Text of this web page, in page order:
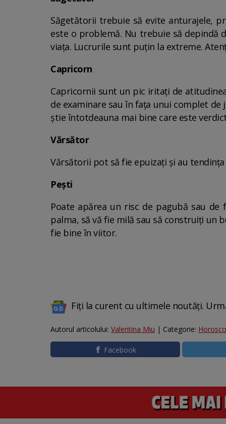
Săgetătorii trebuie să evite anturajele,
este o problemă. Nu trebuie să depindă
viața. Lucrurile sunt puțin la extreme.
Capricorn
Capricornii sunt un pic iritați de
de examinare sau în fața unui complet
știe întotdeauna mai bine care este
Vărsător
Vărsătorii pot să fie epuizați și au
Pești
Poate apărea un risc de pagubă sau
palma, să vă fie milă sau să construiți un
fie bine în viitor.
Fiți la curent cu ultimele noutăți.
Autorul articolului: Valentina Miu | Categorie:
Facebook